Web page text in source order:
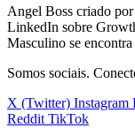
Angel Boss criado
LinkedIn sobre
Masculino se encontra
Somos sociais.
X (Twitter) Instagram
Reddit TikTok